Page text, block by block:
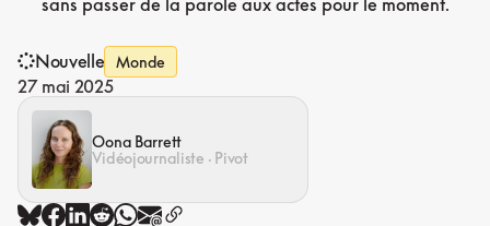
Nouvelle Monde
27 mai 2025
Oona Barrett
Vidéojournaliste · Pivot